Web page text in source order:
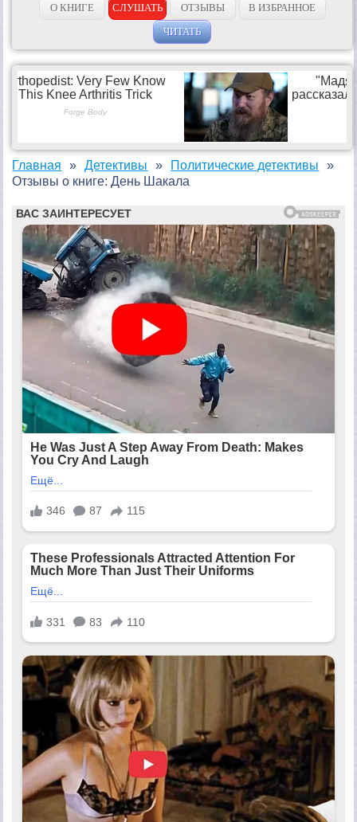
О КНИГЕ СЛУШАТЬ ОТЗЫВЫ
В ИЗБРАННОЕ
ЧИТАТЬ
Главная Детективы
Политические детективы
Отзывы о книге: День Шакала